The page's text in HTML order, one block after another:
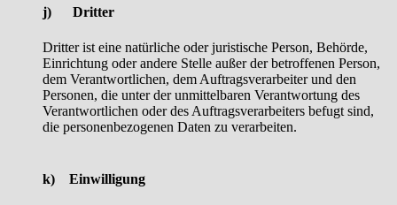
j) Dritter
Dritter ist eine natürliche oder juristische Person, Behörde,
Einrichtung oder andere Stelle außer der betroffenen Person,
dem Verantwortlichen, dem Auftragsverarbeiter und den
Personen, die unter der unmittelbaren Verantwortung des
Verantwortlichen oder des Auftragsverarbeiters befugt sind,
die personenbezogenen Daten zu verarbeiten.
k) Einwilligung